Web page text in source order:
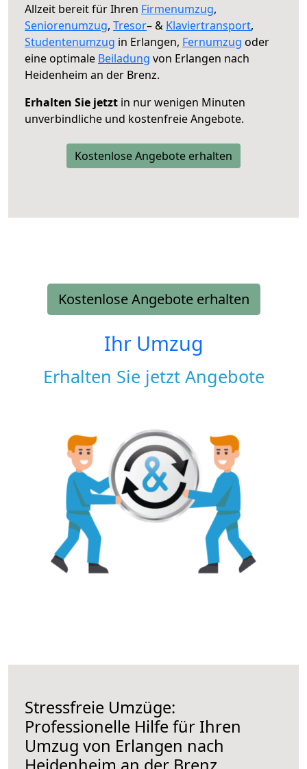
Allzeit bereit für Ihren Firmenumzug,
Seniorenumzug, Tresor– & Klaviertransport,
Studentenumzug in Erlangen, Fernumzug oder
eine optimale Beiladung von Erlangen nach
Heidenheim an der Brenz.
Erhalten Sie jetzt in nur wenigen Minuten
unverbindliche und kostenfreie Angebote.
Kostenlose Angebote erhalten
Kostenlose Angebote erhalten
Ihr Umzug
Erhalten Sie jetzt Angebote
Stressfreie Umzüge:
Professionelle Hilfe für Ihren
Umzug von Erlangen nach